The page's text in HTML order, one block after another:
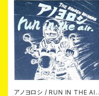
アノヨロシ / RUN IN THE AIR